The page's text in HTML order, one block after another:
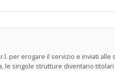
per erogare il servizio e inviati
le singole strutture diventano